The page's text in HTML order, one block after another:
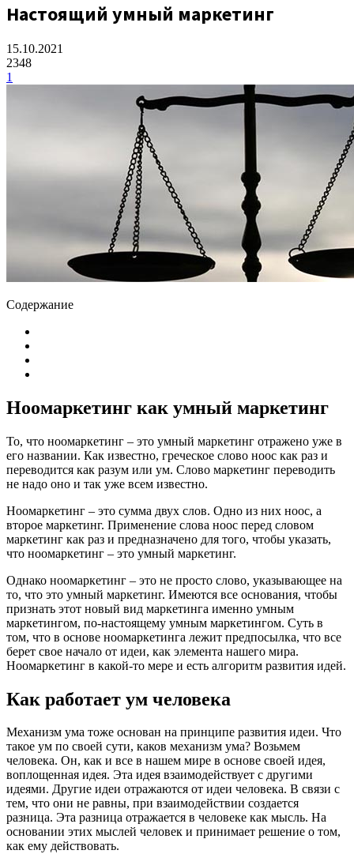
Настоящий умный маркетинг
15.10.2021
2348
1
Содержание
Ноомаркетинг как умный маркетинг
То, что ноомаркетинг – это умный маркетинг отражено уже в
его названии. Как известно, греческое слово ноос как раз и
переводится как разум или ум. Слово маркетинг переводить
не надо оно и так уже всем известно.
Ноомаркетинг – это сумма двух слов. Одно из них ноос, а
второе маркетинг. Применение слова ноос перед словом
маркетинг как раз и предназначено для того, чтобы указать,
что ноомаркетинг – это умный маркетинг.
Однако ноомаркетинг – это не просто слово, указывающее на
то, что это умный маркетинг. Имеются все основания, чтобы
признать этот новый вид маркетинга именно умным
маркетингом, по-настоящему умным маркетингом. Суть в
том, что в основе ноомаркетинга лежит предпосылка, что все
берет свое начало от идеи, как элемента нашего мира.
Ноомаркетинг в какой-то мере и есть алгоритм развития идей.
Как работает ум человека
Механизм ума тоже основан на принципе развития идеи. Что
такое ум по своей сути, каков механизм ума? Возьмем
человека. Он, как и все в нашем мире в основе своей идея,
воплощенная идея. Эта идея взаимодействует с другими
идеями. Другие идеи отражаются от идеи человека. В связи с
тем, что они не равны, при взаимодействии создается
разница. Эта разница отражается в человеке как мысль. На
основании этих мыслей человек и принимает решение о том,
как ему действовать.